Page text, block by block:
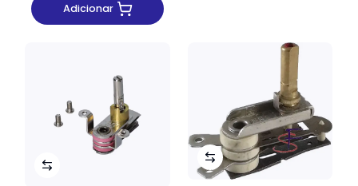
Adicionar